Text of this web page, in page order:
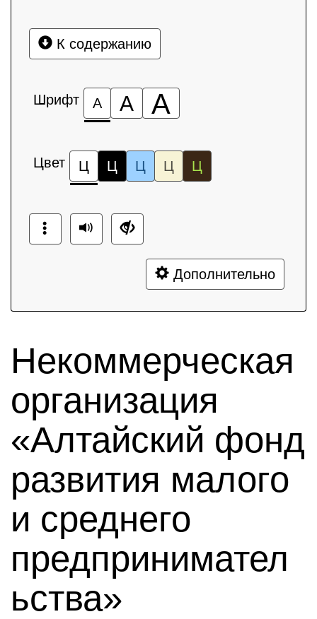
К содержанию
Шрифт А А А
Цвет Ц Ц Ц Ц Ц
Дополнительно
Некоммерческая
организация
«Алтайский фонд
развития малого
и среднего
предпринимател
ьства»